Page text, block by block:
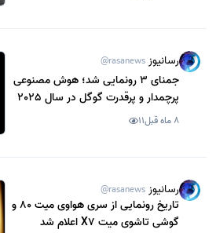
رسانیوز @rasanews
جمنای 3 رونمایی شد؛ هوش مصنوعی
پرچمدار و پرقدرت گوگل در سال 2025
8 ماه قبل 11
رسانیوز @rasanews
تاریخ رونمایی از سری هواوی میت 80 و
گوشی تاشوی میت X7 اعلام شد